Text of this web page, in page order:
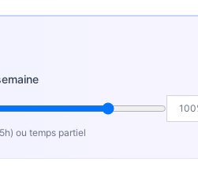
ou temps partiel